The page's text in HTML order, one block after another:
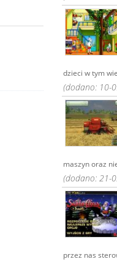
dzieci w tym
(dodano: 10-
maszyn oraz
(dodano: 21-
przez nas